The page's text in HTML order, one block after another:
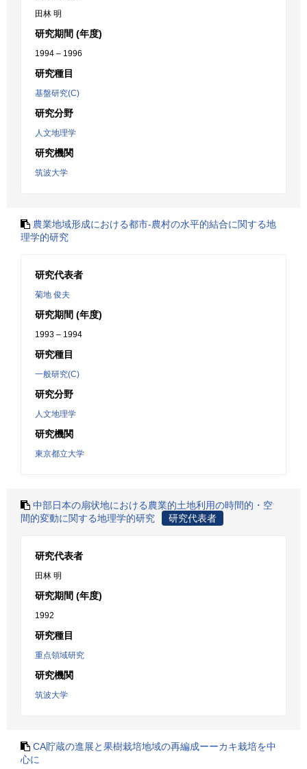
田林 明
研究期間 (年度)
1994 – 1996
研究種目
基盤研究(C)
研究分野
人文地理学
研究機関
筑波大学
農業地域形成における都市-農村の水平的結合に関する地
理学的研究
研究代表者
菊地 俊夫
研究期間 (年度)
1993 – 1994
研究種目
一般研究(C)
研究分野
人文地理学
研究機関
東京都立大学
中部日本の扇状地における農業的土地利用の時間的・空
間的変動に関する地理学的研究
研究代表者
研究代表者
田林 明
研究期間 (年度)
1992
研究種目
重点領域研究
研究機関
筑波大学
CA貯蔵の進展と果樹栽培地域の再編成ーーカキ栽培を中
心に